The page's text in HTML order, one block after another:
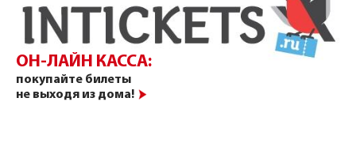
ОН-ЛАЙН КАССА:
покупайте билеты
не выходя из дома!